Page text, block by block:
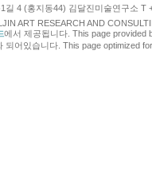
길 4 (홍지동44) 김달진미술연구소 T
ART RESEARCH AND
에서 제공됩니다. This page provided
되어있습니다. This page optimized